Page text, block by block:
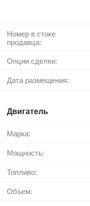
Номер в стоке
продавца:
Опции сделки:
Дата размещения:
Двигатель
Марка:
Мощность:
Топливо:
Объем: